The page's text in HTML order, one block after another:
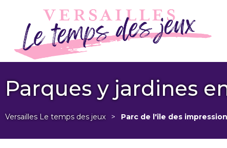
Parques y jardines
Versailles Le temps des jeux > Parc de l'île des